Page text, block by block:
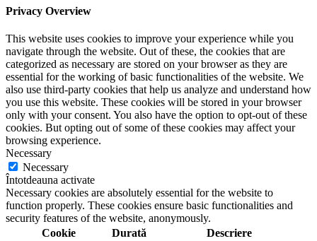
Privacy Overview
This website uses cookies to improve your experience while you
navigate through the website. Out of these, the cookies that are
categorized as necessary are stored on your browser as they are
essential for the working of basic functionalities of the website. We
also use third-party cookies that help us analyze and understand how
you use this website. These cookies will be stored in your browser
only with your consent. You also have the option to opt-out of these
cookies. But opting out of some of these cookies may affect your
browsing experience.
Necessary
Necessary
Întotdeauna activate
Necessary cookies are absolutely essential for the website to
function properly. These cookies ensure basic functionalities and
security features of the website, anonymously.
Cookie
Durată Descriere